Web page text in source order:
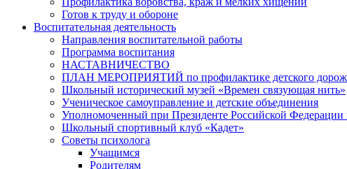
Готов к труду и обороне
Воспитательная деятельность
Направления воспитательной работы
Программа воспитания
НАСТАВНИЧЕСТВО
ПЛАН МЕРОПРИЯТИЙ по профилактике детского
Школьный исторический музей «Времен связующая нить»
Ученическое самоуправление и детские объединения
Уполномоченный при Президенте Российской Федерации
Школьный спортивный клуб «Кадет»
Советы психолога
Учащимся
Родителям